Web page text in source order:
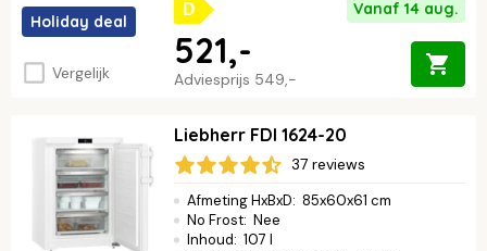
Holiday deal
Vergelijk
D Vanaf 14 aug.
Adviesprijs 549,-
521,-
Liebherr FDI 1624-20
37 reviews
Afmeting HxBxD: 85x60x61 cm
No Frost: Nee
Inhoud: 107 l